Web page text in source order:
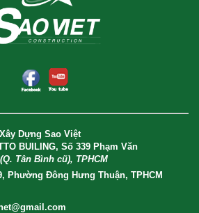
Dựng Sao Việt
BUILING, Số 339 Phạm Văn
Tân Bình cũ), TPHCM
Phường Đông Hưng Thuận, TPHCM